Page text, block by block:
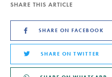
SHARE THIS ARTICLE
SHARE ON FACEBOOK
SHARE ON TWITTER